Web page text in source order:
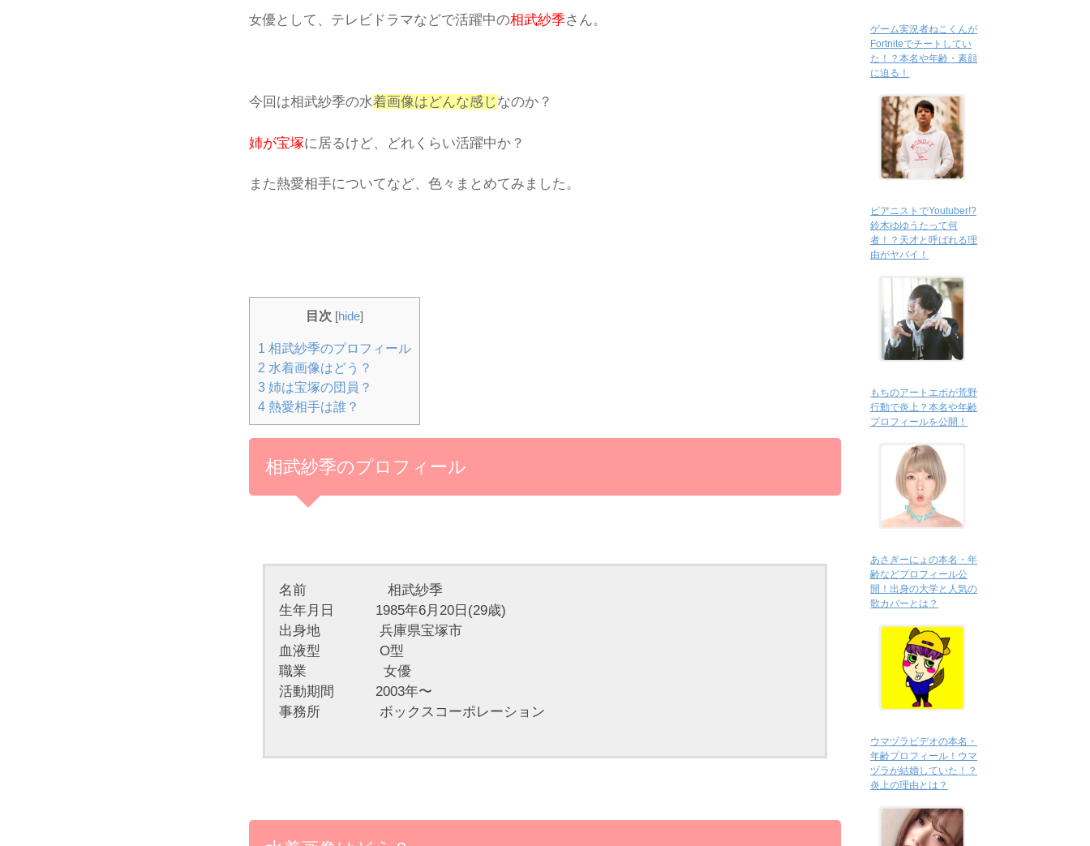
女優として、テレビドラマなどで活躍中の相武紗季さん。
今回は相武紗季の水着画像はどんな感じなのか？
姉が宝塚に居るけど、どれくらい活躍中か？
また熱愛相手についてなど、色々まとめてみました。
目次 [hide]
1 相武紗季のプロフィール
2 水着画像はどう？
3 姉は宝塚の団員？
4 熱愛相手は誰？
相武紗季のプロフィール
名前 相武紗季
生年月日 1985年6月20日(29歳)
出身地 兵庫県宝塚市
血液型 O型
職業 女優
活動期間 2003年〜
事務所 ボックスコーポレーション
ゲーム実況者ねこくんが
Fortniteでチートしてい
た！？本名や年齢・素顔
に迫る！
ピアニストでYoutuber!?
鈴木ゆゆうたって何
者！？天才と呼ばれる理
由がヤバイ！
もちのアートエボが荒野
行動で炎上？本名や年齢
プロフィールを公開！
あさぎーにょの本名・年
齢などプロフィール公
開！出身の大学と人気の
歌カバーとは？
ウマヅラビデオの本名・
年齢プロフィール！ウマ
ヅラが結婚していた！？
炎上の理由とは？